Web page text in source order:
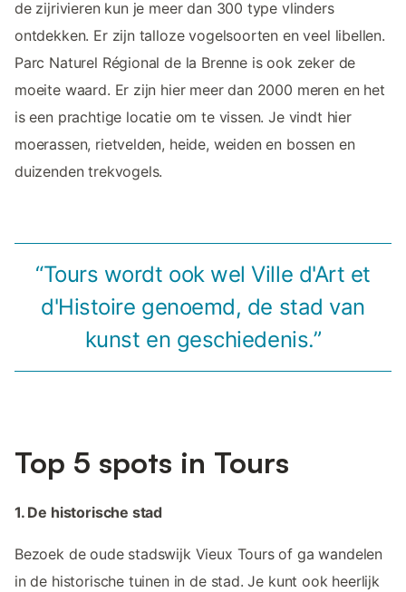
de zijrivieren kun je meer dan 300 type vlinders
ontdekken. Er zijn talloze vogelsoorten en veel libellen.
Parc Naturel Régional de la Brenne is ook zeker de
moeite waard. Er zijn hier meer dan 2000 meren en het
is een prachtige locatie om te vissen. Je vindt hier
moerassen, rietvelden, heide, weiden en bossen en
duizenden trekvogels.
“Tours wordt ook wel Ville d'Art et
d'Histoire genoemd, de stad van
kunst en geschiedenis.”
Top 5 spots in Tours
1. De historische stad
Bezoek de oude stadswijk Vieux Tours of ga wandelen
in de historische tuinen in de stad. Je kunt ook heerlijk